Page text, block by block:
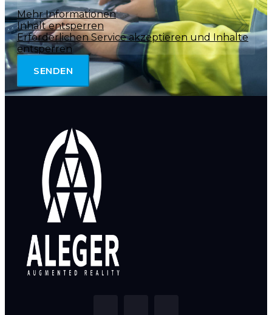
Mehr Informationen
Inhalt entsperren
Erforderlichen Service akzeptieren und Inhalte
entsperren
SENDEN